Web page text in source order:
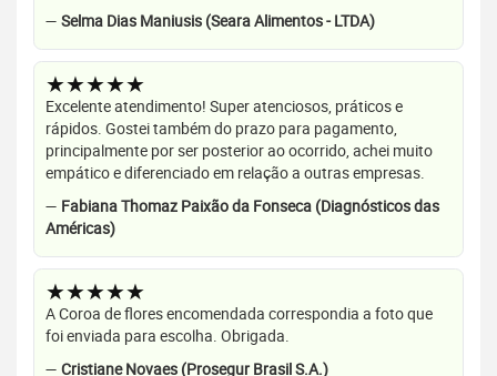
— Selma Dias Maniusis (Seara Alimentos - LTDA)
★★★★★
Excelente atendimento! Super atenciosos, práticos e
rápidos. Gostei também do prazo para pagamento,
principalmente por ser posterior ao ocorrido, achei muito
empático e diferenciado em relação a outras empresas.
— Fabiana Thomaz Paixão da Fonseca (Diagnósticos das
Américas)
★★★★★
A Coroa de flores encomendada correspondia a foto que
foi enviada para escolha. Obrigada.
— Cristiane Novaes (Prosegur Brasil S.A.)